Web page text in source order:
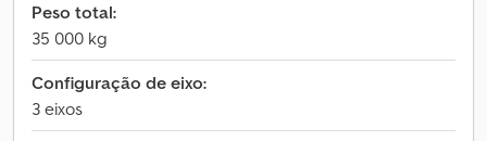
Peso total:
35 000 kg
Configuração de eixo:
3 eixos